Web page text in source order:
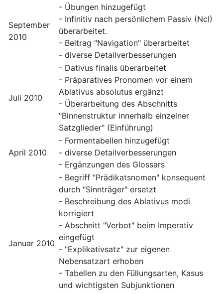
September
2010
- Übungen hinzugefügt
- Infinitiv nach persönlichem Passiv (NcI)
überarbeitet.
- Beitrag "Navigation" überarbeitet
- diverse Detailverbesserungen
Juli 2010
- Dativus finalis überarbeitet
- Präparatives Pronomen vor einem
Ablativus absolutus ergänzt
- Überarbeitung des Abschnitts
"Binnenstruktur innerhalb einzelner
Satzglieder" (Einführung)
April 2010
- Formentabellen hinzugefügt
- diverse Detailverbesserungen
- Ergänzungen des Glossars
Januar 2010
- Begriff "Prädikatsnomen" konsequent
durch "Sinnträger" ersetzt
- Beschreibung des Ablativus modi
korrigiert
- Abschnitt "Verbot" beim Imperativ
eingefügt
- "Explikativsatz" zur eigenen
Nebensatzart erhoben
- Tabellen zu den Füllungsarten, Kasus
und wichtigsten Subjunktionen